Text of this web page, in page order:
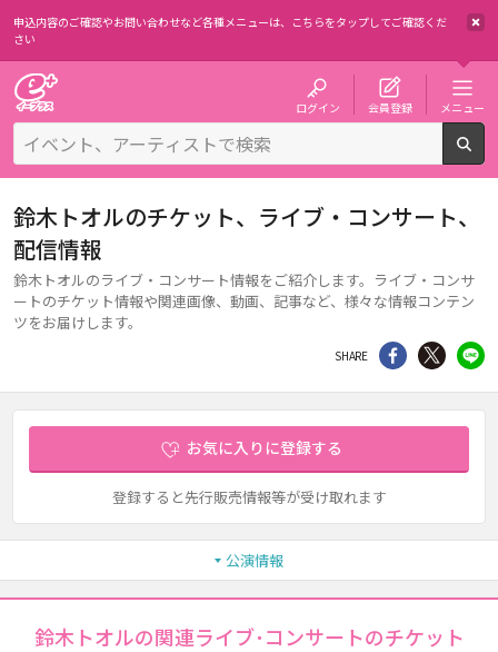
申込内容のご確認やお問い合わせなど各種メニューは、 こちらをタップしてご確認くだ
さい
ログイン 会員登録 メニュー
鈴木トオルのチケット、ライブ・コンサート、
配信情報
鈴木トオルのライブ・コンサート情報をご紹介します。ライブ・コンサ
ートのチケット情報や関連画像、動画、記事など、様々な情報コンテン
ツをお届けします。
SHARE シェア Twitter
お気に入りに登録する
登録すると先行販売情報等が受け取れます
公演情報
鈴木トオルの関連ライブ･コンサートのチケット